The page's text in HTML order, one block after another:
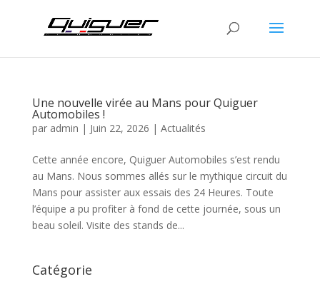
Une nouvelle virée au Mans pour Quiguer
Automobiles !
par admin | Juin 22, 2026 | Actualités
Cette année encore, Quiguer Automobiles s’est rendu
au Mans. Nous sommes allés sur le mythique circuit du
Mans pour assister aux essais des 24 Heures. Toute
l’équipe a pu profiter à fond de cette journée, sous un
beau soleil. Visite des stands de...
Catégorie